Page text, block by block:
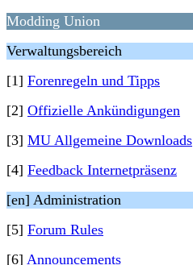
Modding Union
Verwaltungsbereich
[1] Forenregeln und Tipps
[2] Offizielle Ankündigungen
[3] MU Allgemeine Downloads
[4] Feedback Internetpräsenz
[en] Administration
[5] Forum Rules
[6] Announcements